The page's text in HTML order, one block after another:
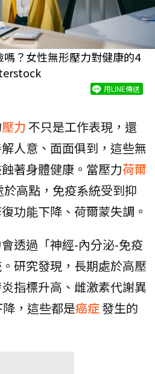
？女性無形壓力對健康的4
用LINE傳送
壓力不只是工作表現，還
人意、面面俱到，這些無
著身體健康。當壓力荷爾
於高點，免疫系統受到抑
功能下降、荷爾蒙失調。
透過「神經-內分泌-免疫
研究發現，長期處於高壓
指標升高、雌激素代謝異
，這些都是癌症發生的